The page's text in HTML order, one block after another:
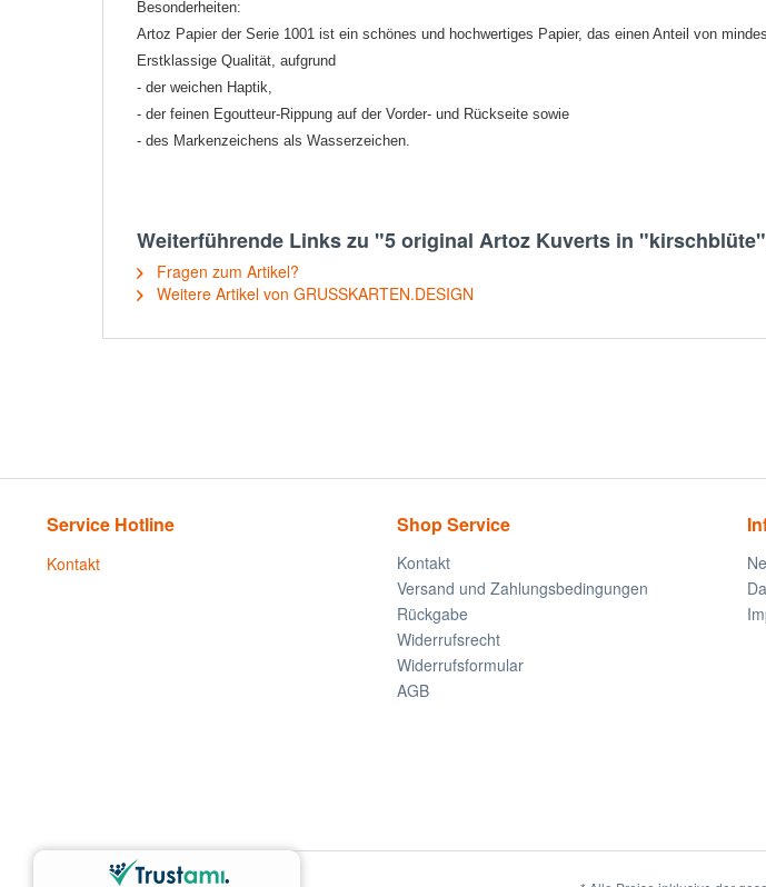
Besonderheiten:
Artoz Papier der Serie 1001 ist ein schönes und hochwertiges Papier, das einen Anteil von
Erstklassige Qualität, aufgrund
- der weichen Haptik,
- der feinen Egoutteur-Rippung auf der Vorder- und Rückseite sowie
- des Markenzeichens als Wasserzeichen.
Weiterführende Links zu "5 original Artoz Kuverts in
Fragen zum Artikel?
Weitere Artikel von GRUSSKARTEN.DESIGN
Service Hotline
Kontakt
Shop Service
Kontakt
Versand und Zahlungsbedingungen
Rückgabe
Widerrufsrecht
Widerrufsformular
AGB